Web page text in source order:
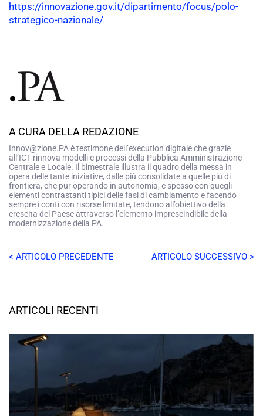
https://innovazione.gov.it/dipartimento/focus/polo-
strategico-nazionale/
A CURA DELLA REDAZIONE
Innov@zione.PA è testimone dell’execution digitale che grazie
all’ICT rinnova modelli e processi della Pubblica Amministrazione
Centrale e Locale. Il bimestrale illustra il quadro della messa in
opera delle tante iniziative, dalle più consolidate a quelle più di
frontiera, che pur operando in autonomia, e spesso con quegli
elementi contrastanti tipici delle fasi di cambiamento e facendo
sempre i conti con risorse limitate, tendono all’obiettivo della
crescita del Paese attraverso l’elemento imprescindibile della
modernizzazione della PA.
< ARTICOLO PRECEDENTE ARTICOLO SUCCESSIVO >
ARTICOLI RECENTI